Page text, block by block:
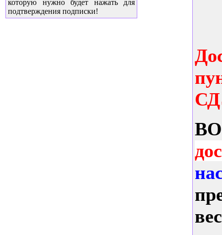
которую нужно будет нажать для
подтверждения подписки!